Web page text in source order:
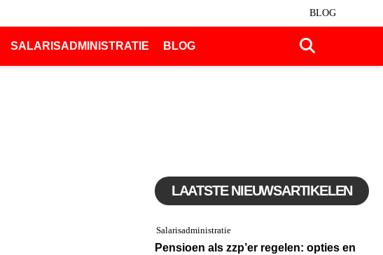
BLOG
SALARISADMINISTRATIE BLOG
LAATSTE NIEUWSARTIKELEN
Salarisadministratie
Pensioen als zzp’er regelen: opties en